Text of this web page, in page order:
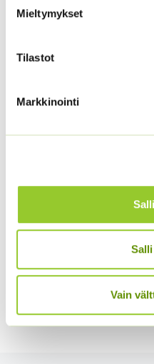
Mieltymykset
Tilastot
Markkinointi
Vain
Amppeli/snack- kurkku
Mini Stars F1
arvonlisäveron
5,50€